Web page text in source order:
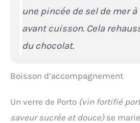
une pincée de sel de mer
avant cuisson. Cela
du chocolat.
Boisson d’accompagnement
Un verre de Porto (vin fortifié
saveur sucrée et douce)se